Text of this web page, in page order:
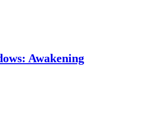
Awakening